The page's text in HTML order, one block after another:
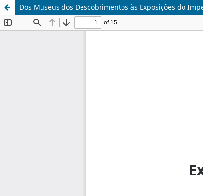
Dos Museus dos Descobrimentos às Exposições do